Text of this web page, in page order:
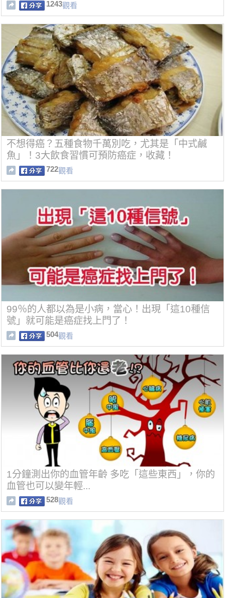
1243觀看
不想得癌？五種食物千萬別吃，尤其是「中式鹹
魚」！3大飲食習慣可預防癌症，收藏！
722觀看
99％的人都以為是小病，當心！出現「這10種信
號」就可能是癌症找上門了！
504觀看
1分鐘測出你的血管年齡 多吃「這些東西」，你的
血管也可以變年輕...
528觀看